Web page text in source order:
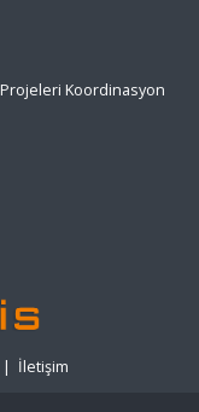
Koordinasyon
| İletişim